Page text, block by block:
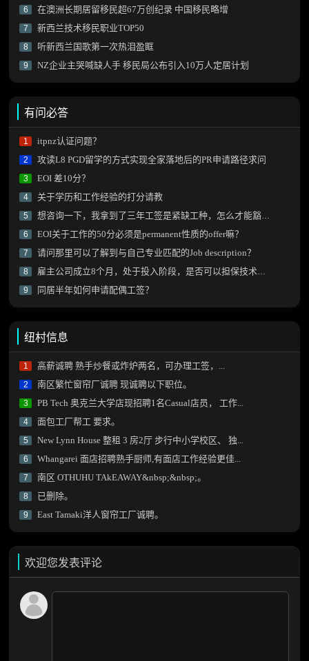
6 在澳洲长期居留移民超67万创纪录 中国移民略增
7 新西兰技术移民职业TOP50
8 听新西兰国歌第一次热泪盈眶
9 NZ企业主哭喊缺人手 移民局公布引入10万人定居计划
有问必答
1 itpnz认证问题？
2 攻读L8 PGD留学的方式实现全家落地后的PR申请路径求问
3 EOI 差10分？
4 关于学历和工作经验的打分请教
5 想咨询一下，我拿到了三年工签是紧缺工种，怎么才能豁免雅思拿到绿卡？
6 EOI关于工作的50分必须是permanent性质的offer嘛？
7 请问那里可以了解到与自己专业匹配的Job description？
8 雇主公司成立8个月，处于投入阶段，是否可以担保技术移民？
9 同居半年如何申请配偶工签？
纽村信息
1 高薪诚聘 熟手炒餐或炸炉两名，可办理工签，...
2 南区繁忙窗帘厂诚聘 现诚聘以下职位。
3 PB Tech 奥克兰大学店现招聘1名Casual店员， 工作...
4 面包工厂帮工 要求。
5 New Lynn House 整租 3 房2厅 步行中小学校区、 独...
6 Whangarei 面店招聘熟手厨师,有面店工作经验更佳...
7 南区 OTHUHU TAkEAWAY&nbsp;&nbsp;。
8 已删除。
9 East Tamaki洋人窗帘工厂诚聘。
欢迎您发表评论